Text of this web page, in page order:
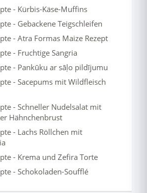
- Kürbis-Käse-Muffins
- Gebackene Teigschleifen
- Atra Formas Maize Rezept
- Fruchtige Sangria
- Pankūku ar sāļo pildījumu
- Sacepums mit Wildfleisch
- Schneller Nudelsalat mit
Hähnchenbrust
- Lachs Röllchen mit
- Krema und Zefira Torte
- Schokoladen-Soufflé